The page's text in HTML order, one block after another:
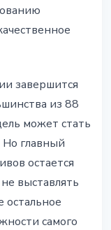
завершится
из 88
может стать
главный
остается
выставлять
остальное
самого